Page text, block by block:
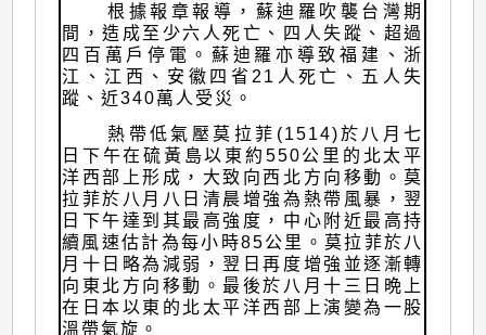
根據報章報導，蘇迪羅吹襲台灣期
間，造成至少六人死亡、四人失蹤、超過
四百萬戶停電。蘇迪羅亦導致福建、浙
江、江西、安徽四省21人死亡、五人失
蹤、近340萬人受災。
熱帶低氣壓莫拉菲(1514)於八月七
日下午在硫黃島以東約550公里的北太平
洋西部上形成，大致向西北方向移動。莫
拉菲於八月八日清晨增強為熱帶風暴，翌
日下午達到其最高強度，中心附近最高持
續風速估計為每小時85公里。莫拉菲於八
月十日略為減弱，翌日再度增強並逐漸轉
向東北方向移動。最後於八月十三日晩上
在日本以東的北太平洋西部上演變為一股
溫帶氣旋。